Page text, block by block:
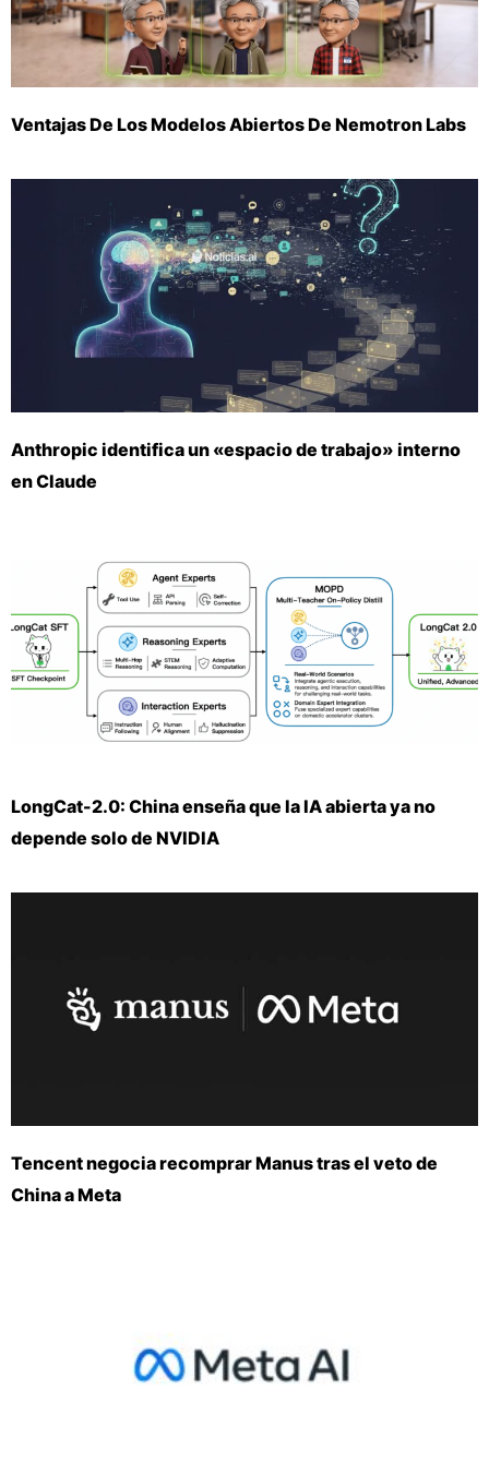
Ventajas De Los Modelos Abiertos De Nemotron Labs
Anthropic identifica un «espacio de trabajo» interno
en Claude
LongCat-2.0: China enseña que la IA abierta ya no
depende solo de NVIDIA
Tencent negocia recomprar Manus tras el veto de
China a Meta